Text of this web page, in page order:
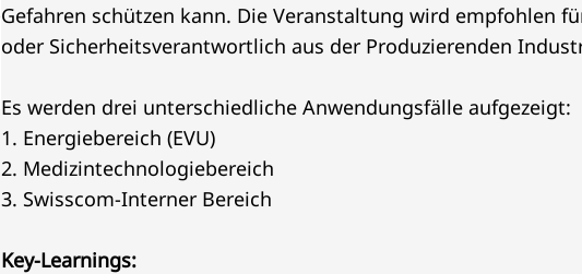
Gefahren schützen kann. Die Veranstaltung wird empfohlen
oder Sicherheitsverantwortlich aus der Produzierenden
Es werden drei unterschiedliche Anwendungsfälle aufgezeigt:
1. Energiebereich (EVU)
2. Medizintechnologiebereich
3. Swisscom-Interner Bereich
Key-Learnings: